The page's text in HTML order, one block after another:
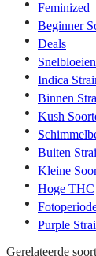
Feminized
Beginner
Deals
Indica
Binnen
Kush
Buiten
Kleine
Hoge THC
Purple
Gerelateerde